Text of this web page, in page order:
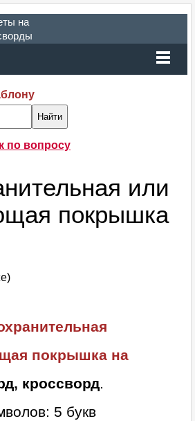
на
по вопросу
или
покрышка
покрышка на
кроссворд.
5 букв